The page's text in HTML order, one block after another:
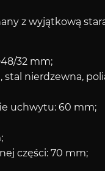
z wyjątkową
32 mm;
nierdzewna,
uchwytu: 60 mm;
części: 70 mm;